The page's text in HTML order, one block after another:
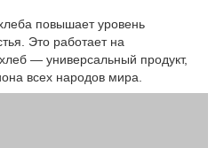
повышает уровень
Это работает на
— универсальный продукт,
всех народов мира.